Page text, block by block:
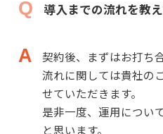
導入までの流れを教え
契約後、まずはお打ち
流れに関しては貴社の
せていただきます。
是非一度、運用につい
と思います。